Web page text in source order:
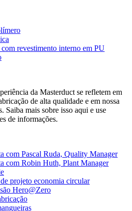
revestimento interno em PU
da Masterduct se refletem em
de alta qualidade e em nossa
Saiba mais sobre isso aqui e use
de informações.
com Pascal Ruda, Quality Manager
com Robin Huth, Plant Manager
projeto economia circular
Hero@Zero